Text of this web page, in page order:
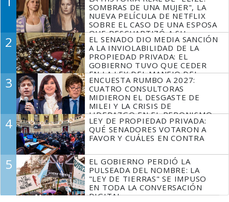
SOMBRAS DE UNA MUJER", LA
NUEVA PELÍCULA DE NETFLIX
SOBRE EL CASO DE UNA ESPOSA
QUE DESCUARTIZÓ A SU
MARIDO
2
EL SENADO DIO MEDIA SANCIÓN
A LA INVIOLABILIDAD DE LA
PROPIEDAD PRIVADA: EL
GOBIERNO TUVO QUE CEDER
EN LA LEY DEL MANEJO DEL
FUEGO
3
ENCUESTA RUMBO A 2027:
CUATRO CONSULTORAS
MIDIERON EL DESGASTE DE
MILEI Y LA CRISIS DE
LIDERAZGO EN EL PERONISMO
4
LEY DE PROPIEDAD PRIVADA:
QUÉ SENADORES VOTARON A
FAVOR Y CUÁLES EN CONTRA
5
EL GOBIERNO PERDIÓ LA
PULSEADA DEL NOMBRE: LA
"LEY DE TIERRAS" SE IMPUSO
EN TODA LA CONVERSACIÓN
DIGITAL